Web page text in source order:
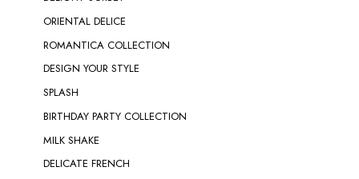
ORIENTAL DELICE
ROMANTICA COLLECTION
DESIGN YOUR STYLE
SPLASH
BIRTHDAY PARTY COLLECTION
MILK SHAKE
DELICATE FRENCH